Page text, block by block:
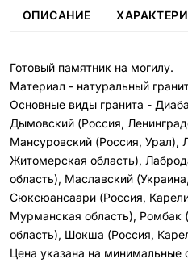
ОПИСАНИЕ
Готовый памятник на могилу.
Материал - натуральный
Основные виды гранита -
Дымовский (Россия,
Мансуровский (Россия, Урал),
Житомерская область),
область), Маславский
Сюксюансаари (Россия,
Мурманская область), Ромбак
область), Шокша (Россия,
Цена указана на минимальные